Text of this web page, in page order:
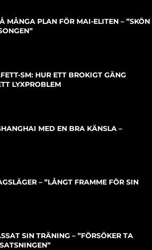
MÅNGA PLAN FÖR MAI-ELITEN – ”SKÖN
SM: HUR ETT BROKIGT GÄNG
LYXPROBLEM
MED EN BRA KÄNSLA –
– ”LÅNGT FRAMME FÖR SIN
SIN TRÄNING – ”FÖRSÖKER TA